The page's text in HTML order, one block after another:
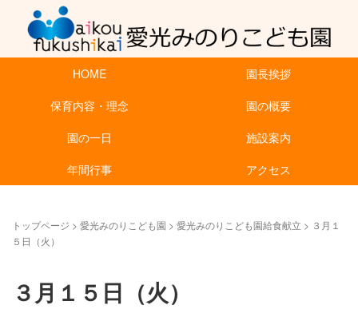
HOME
園長挨拶
保育内容・理念
園の概要
園の一日
施設案内
年間行事
アクセス
トップページ > 愛光みのりこども園 > 愛光みのりこども園給食献立 > ３月１
５日（火）
３月１５日（火）